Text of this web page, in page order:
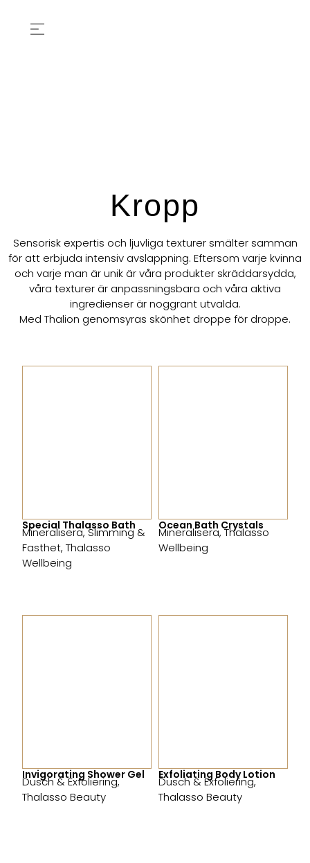
Kropp
Sensorisk expertis och ljuvliga texturer smälter samman
för att erbjuda intensiv avslappning. Eftersom varje kvinna
och varje man är unik är våra produkter skräddarsydda,
våra texturer är anpassningsbara och våra aktiva
ingredienser är noggrant utvalda.
Med Thalion genomsyras skönhet droppe för droppe.
Special Thalasso Bath
Mineralisera,Slimming &
Fasthet, Thalasso
Wellbeing
Ocean Bath Crystals
Mineralisera,Thalasso
Wellbeing
Invigorating Shower Gel
Dusch & Exfoliering,
Thalasso Beauty
Exfoliating Body Lotion
Dusch & Exfoliering,
Thalasso Beauty